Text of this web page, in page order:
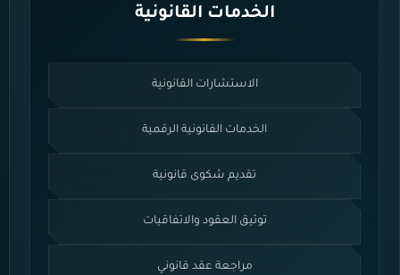
الخدمات القانونية
الاستشارات القانونية
الخدمات القانونية الرقمية
تقديم شكوى قانونية
توثيق العقود والاتفاقيات
مراجعة عقد قانوني